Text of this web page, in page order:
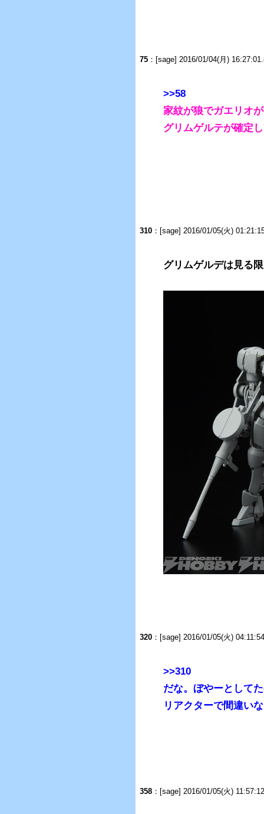
75 ： [sage] 2016/01/04(月)
>>58
家紋が狼でガエリオ
グリムゲルテが確定
310 ： [sage] 2016/01/05(火)
グリムゲルデは見る
320 ： [sage] 2016/01/05(火)
>>310
だな。ぼやーとして
リアクターで間違い
358 ： [sage] 2016/01/05(火)